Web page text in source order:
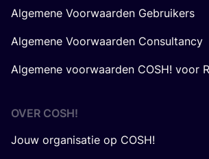
Algemene Voorwaarden Gebruikers
Algemene Voorwaarden Consultancy
Algemene voorwaarden COSH! voor
OVER COSH!
Jouw organisatie op COSH!